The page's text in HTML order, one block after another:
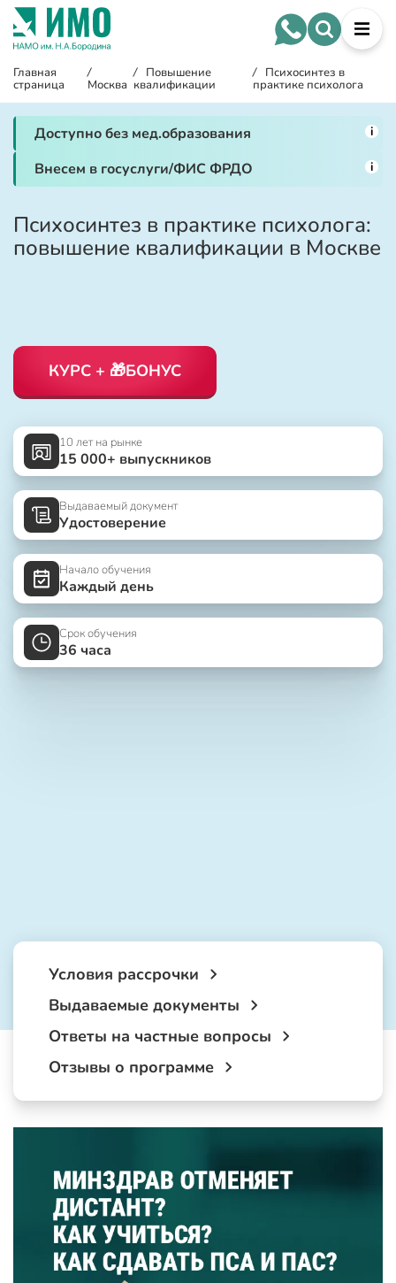
Главная
страница
/
Москва
/ Повышение
квалификации
/ Психосинтез в
практике психолога
Доступно без мед.образования i
Внесем в госуслуги/ФИС ФРДО i
Психосинтез в практике психолога:
повышение квалификации в Москве
КУРС + 🎁БОНУС
10 лет на рынке
15 000+ выпускников
Выдаваемый документ
Удостоверение
Начало обучения
Каждый день
Срок обучения
36 часа
Условия рассрочки
Выдаваемые документы
Ответы на частные вопросы
Отзывы о программе